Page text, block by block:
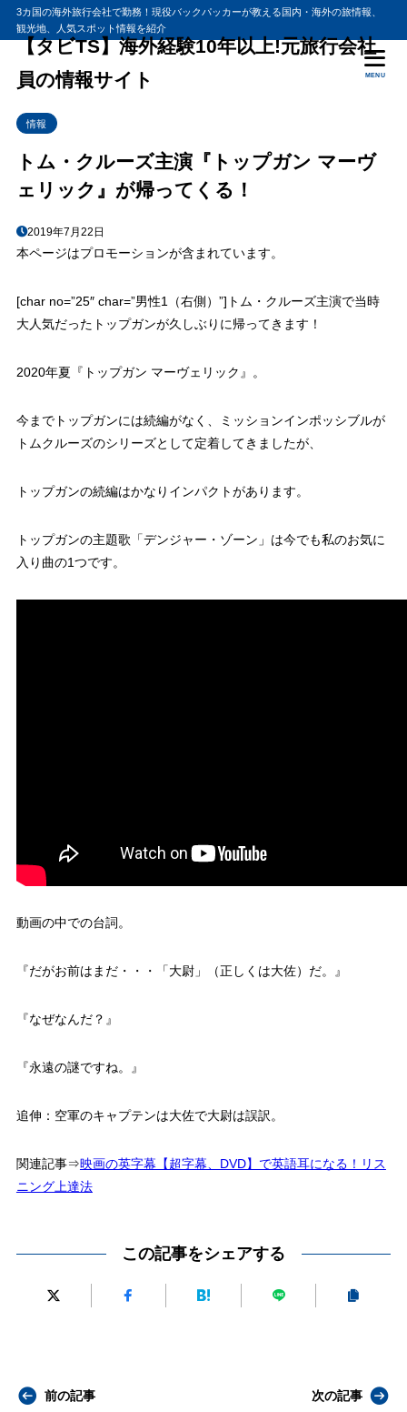
3カ国の海外旅行会社で勤務！現役バックパッカーが教える国内・海外の旅情報、
観光地、人気スポット情報を紹介
【タビTS】海外経験10年以上!元旅行会社
員の情報サイト
MENU
情報
トム・クルーズ主演『トップガン マーヴ
ェリック』が帰ってくる！
2019年7月22日
本ページはプロモーションが含まれています。
[char no=”25″ char=”男性1（右側）”]トム・クルーズ主演で当時
大人気だったトップガンが久しぶりに帰ってきます！
2020年夏『トップガン マーヴェリック』。
今までトップガンには続編がなく、ミッションインポッシブルが
トムクルーズのシリーズとして定着してきましたが、
トップガンの続編はかなりインパクトがあります。
トップガンの主題歌「デンジャー・ゾーン」は今でも私のお気に
入り曲の1つです。
動画の中での台詞。
『だがお前はまだ・・・「大尉」（正しくは大佐）だ。』
『なぜなんだ？』
『永遠の謎ですね。』
追伸：空軍のキャプテンは大佐で大尉は誤訳。
関連記事⇒映画の英字幕【超字幕、DVD】で英語耳になる！リス
ニング上達法
この記事をシェアする
前の記事 次の記事